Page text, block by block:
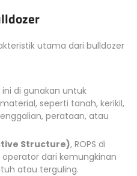
utama dari bulldozer
ini di gunakan untuk
seperti tanah, kerikil,
perataan, atau
Structure), ROPS di
dari kemungkinan
atau terguling.